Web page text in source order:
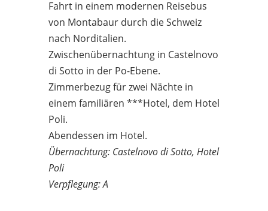
Fahrt in einem modernen Reisebus
von Montabaur durch die Schweiz
nach Norditalien.
Zwischenübernachtung in Castelnovo
di Sotto in der Po-Ebene.
Zimmerbezug für zwei Nächte in
einem familiären ***Hotel, dem Hotel
Poli.
Abendessen im Hotel.
Übernachtung: Castelnovo di Sotto, Hotel
Poli
Verpflegung: A